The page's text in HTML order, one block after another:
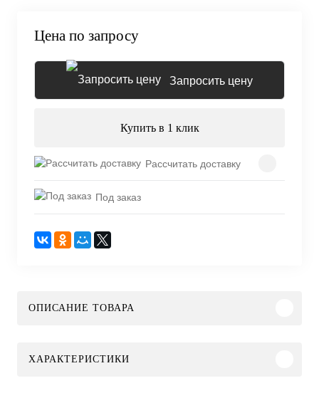
Цена по запросу
Запросить цену
Купить в 1 клик
Рассчитать доставку
Под заказ
ОПИСАНИЕ ТОВАРА
ХАРАКТЕРИСТИКИ